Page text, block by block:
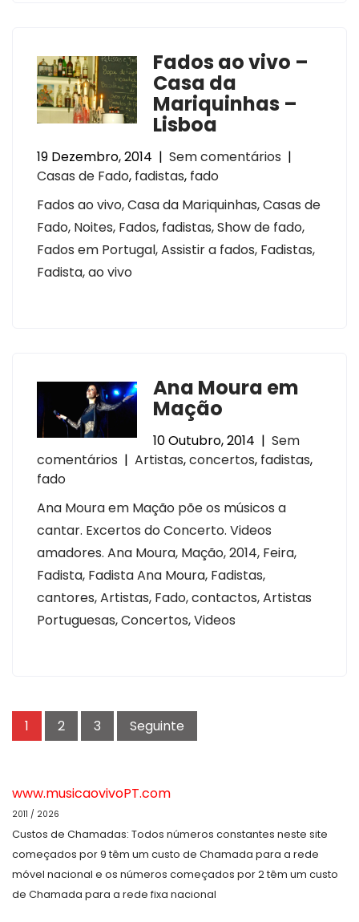
Fados ao vivo –
Casa da
Mariquinhas –
Lisboa
19 Dezembro, 2014 | Sem comentários |
Casas de Fado, fadistas, fado
Fados ao vivo, Casa da Mariquinhas, Casas de
Fado, Noites, Fados, fadistas, Show de fado,
Fados em Portugal, Assistir a fados, Fadistas,
Fadista, ao vivo
Ana Moura em
Mação
10 Outubro, 2014 | Sem
comentários | Artistas,concertos, fadistas,
fado
Ana Moura em Mação põe os músicos a
cantar. Excertos do Concerto. Videos
amadores. Ana Moura, Mação, 2014, Feira,
Fadista, Fadista Ana Moura, Fadistas,
cantores, Artistas, Fado, contactos, Artistas
Portuguesas, Concertos, Videos
Paginação
dos
1 2 3 Seguinte
www.musicaovivoPT.com
2011 / 2026
Custos de Chamadas: Todos números constantes neste site
começados por 9 têm um custo de Chamada para a rede
móvel nacional e os números começados por 2 têm um custo
de Chamada para a rede fixa nacional